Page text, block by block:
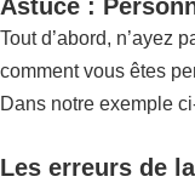
Astuce :
Tout d’abord, n’ayez
comment vous êtes
Dans notre exemple
Les erreurs de